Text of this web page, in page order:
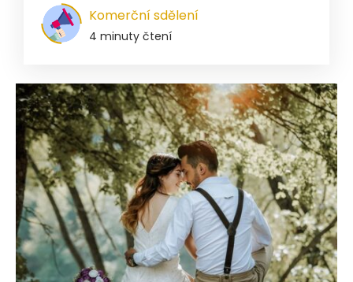
Komerční sdělení
4 minuty čtení